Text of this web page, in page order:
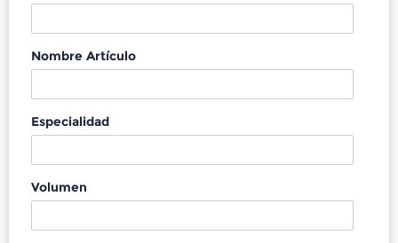
Nombre Artículo
Especialidad
Volumen